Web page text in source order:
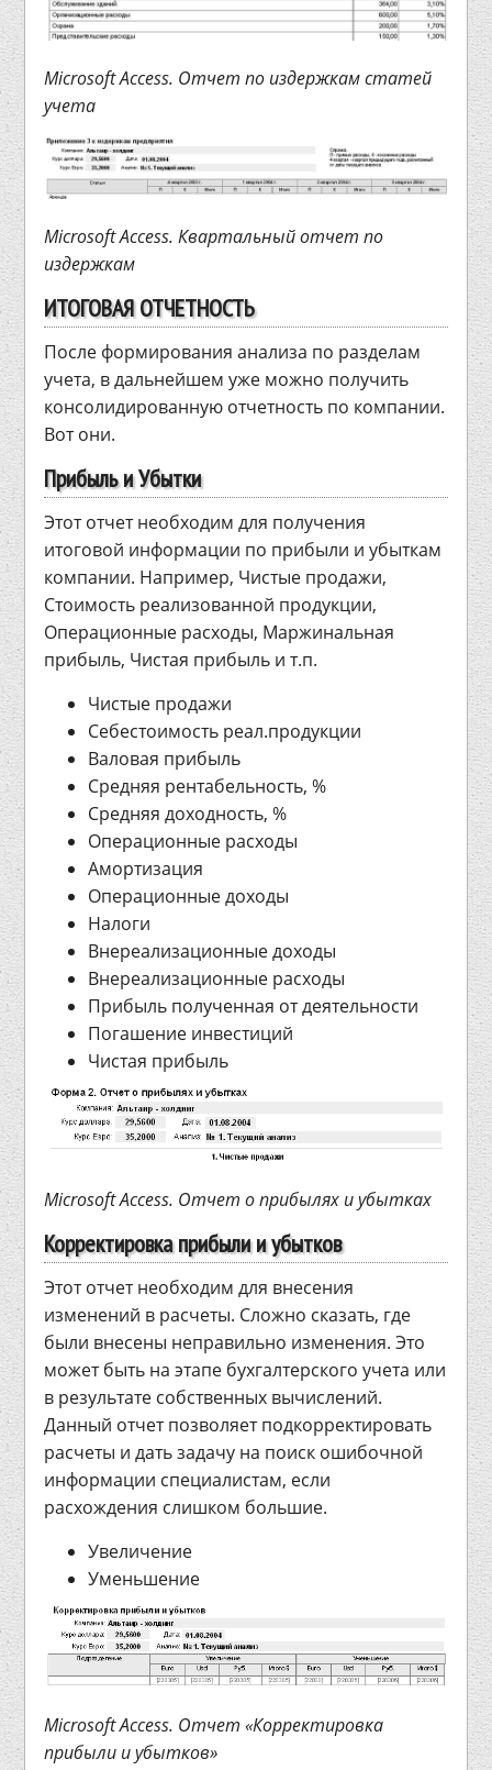
Microsoft Access. Отчет по издержкам статей
учета
Microsoft Access. Квартальный отчет по
издержкам
ИТОГОВАЯ ОТЧЕТНОСТЬ
После формирования анализа по разделам
учета, в дальнейшем уже можно получить
консолидированную отчетность по компании.
Вот они.
Прибыль и Убытки
Этот отчет необходим для получения
итоговой информации по прибыли и убыткам
компании. Например, Чистые продажи,
Стоимость реализованной продукции,
Операционные расходы, Маржинальная
прибыль, Чистая прибыль и т.п.
Чистые продажи
Себестоимость реал.продукции
Валовая прибыль
Средняя рентабельность, %
Средняя доходность, %
Операционные расходы
Амортизация
Операционные доходы
Налоги
Внереализационные доходы
Внереализационные расходы
Прибыль полученная от деятельности
Погашение инвестиций
Чистая прибыль
Microsoft Access. Отчет о прибылях и убытках
Корректировка прибыли и убытков
Этот отчет необходим для внесения
изменений в расчеты. Сложно сказать, где
были внесены неправильно изменения. Это
может быть на этапе бухгалтерского учета или
в результате собственных вычислений.
Данный отчет позволяет подкорректировать
расчеты и дать задачу на поиск ошибочной
информации специалистам, если
расхождения слишком большие.
Увеличение
Уменьшение
Microsoft Access. Отчет «Корректировка
прибыли и убытков»